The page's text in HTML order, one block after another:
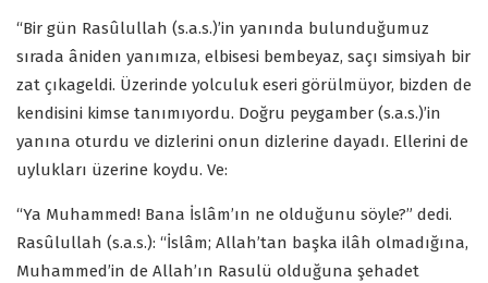
“Bir gün Rasûlullah (s.a.s.)’in yanında bulunduğumuz
sırada âniden yanımıza, elbisesi bembeyaz, saçı simsiyah bir
zat çıkageldi. Üzerinde yolculuk eseri görülmüyor, bizden de
kendisini kimse tanımıyordu. Doğru peygamber (s.a.s.)’in
yanına oturdu ve dizlerini onun dizlerine dayadı. Ellerini de
uylukları üzerine koydu. Ve:
“Ya Muhammed! Bana İslâm’ın ne olduğunu söyle?” dedi.
Rasûlullah (s.a.s.): “İslâm; Allah’tan başka ilâh olmadığına,
Muhammed’in de Allah’ın Rasulü olduğuna şehadet